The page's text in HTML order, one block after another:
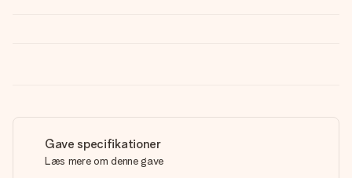
Gave specifikationer
Læs mere om denne gave